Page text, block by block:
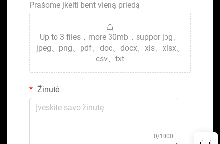
Prašome įkelti bent vieną priedą
Up to 3 files，more 30mb，suppor jpg、
jpeg、png、pdf、doc、docx、xls、xlsx、
csv、txt
Žinutė
0/1000